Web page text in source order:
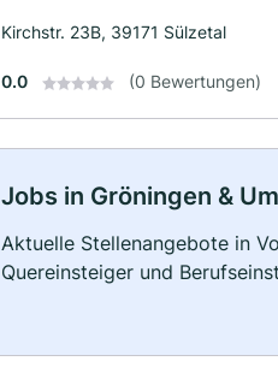
Kirchstr. 23B, 39171 Sülzetal
0.0 (0 Bewertungen)
Jobs in Gröningen &
Aktuelle Stellenangebote in
Quereinsteiger und